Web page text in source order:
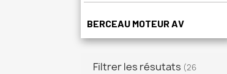
BERCEAU MOTEUR AV
Filtrer les résutats (26